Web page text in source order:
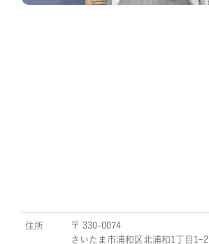
住所
〒 330-0074
さいたま市浦和区北浦和1丁目1ｰ2